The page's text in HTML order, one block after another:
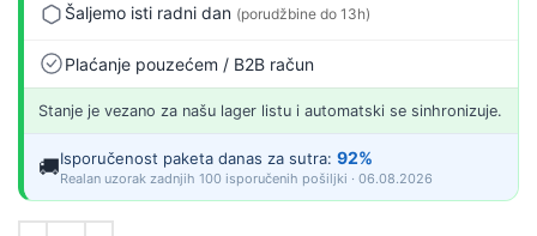
Šaljemo isti radni dan (porudžbine do 13h)
Plaćanje pouzećem / B2B račun
Stanje je vezano za našu lager listu i automatski se sinhronizuje.
🚚Isporučenost paketa danas za sutra: 92%
Realan uzorak zadnjih 100 isporučenih pošiljki · 06.08.2026